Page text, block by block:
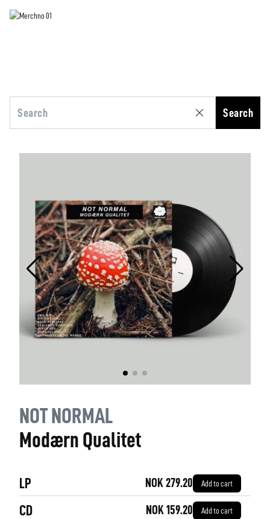
Search
NOT NORMAL
Modærn Qualitet
LP NOK 279.20 Add to cart
CD NOK 159.20 Add to cart